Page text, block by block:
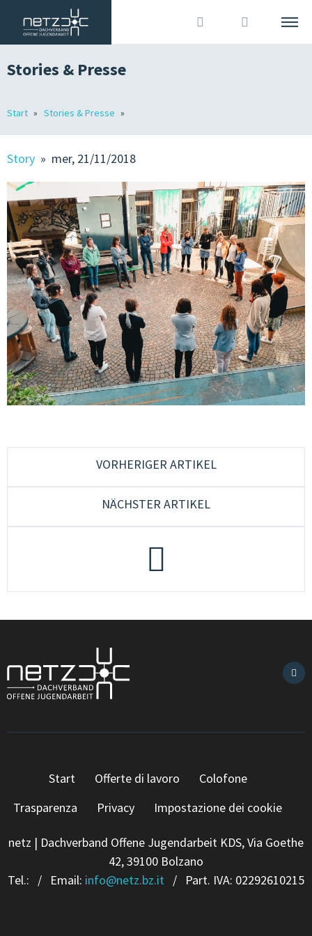
? Accedi
ITALIANO DEUTSCH
MEMBRI
OJA IN ALTO ADIGE
OFFERTE DI LAVORO
STORIES & STAMPA
ORGANIZZAZIONE ASSOCIATIVA & COMUNICAZIONE
CONSULENZA & FORMAZIONE
QUALITÀ & SVILUPPO
CULTURA & MUSICA GIOVANILE
GIOVANI IN EUROPA & PLURILINGUISMO
GRUPPI DI LAVORO
JUGENDCOACHINGGIOVANI
Stories & Presse
Start Stories & Presse
Story » mer, 21/11/2018
VORHERIGER ARTIKEL
NÄCHSTER ARTIKEL
Start Offerte di lavoro
Colofone
Trasparenza
Privacy Impostazione dei cookie
netz | Dachverband Offene Jugendarbeit KDS, Via Goethe
42, 39100 Bolzano
Tel.:
/ Email: info@netz.bz.it / Part. IVA: 02292610215